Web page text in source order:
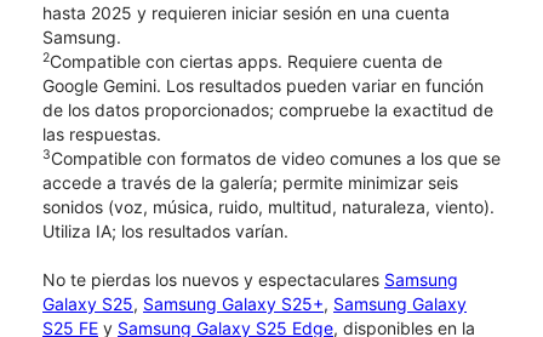
hasta 2025 y requieren iniciar sesión en una cuenta
Samsung.
2Compatible con ciertas apps. Requiere cuenta de
Google Gemini. Los resultados pueden variar en función
de los datos proporcionados; compruebe la exactitud de
las respuestas.
3Compatible con formatos de video comunes a los que se
accede a través de la galería; permite minimizar seis
sonidos (voz, música, ruido, multitud, naturaleza, viento).
Utiliza IA; los resultados varían.
No te pierdas los nuevos y espectaculares Samsung
Galaxy S25, Samsung Galaxy S25+, Samsung Galaxy
S25 FE y Samsung Galaxy S25 Edge, disponibles en la